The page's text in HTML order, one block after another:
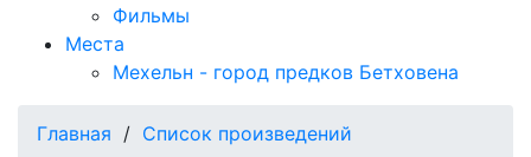
Фильмы
Места
Мехельн - город предков Бетховена
Главная / Список произведений